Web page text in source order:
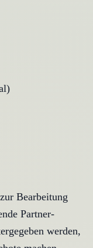
Bearbeitung
Partner-
werden,